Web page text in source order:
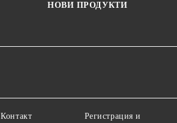
НОВИ ПРОДУКТИ
Контакт
Регистрация и